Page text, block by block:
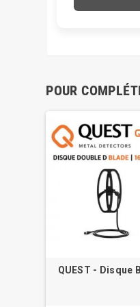
POUR
QUEST - Disque